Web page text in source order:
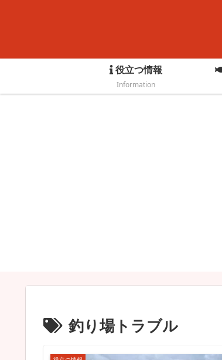
役立つ情報
Information
釣り場トラブル